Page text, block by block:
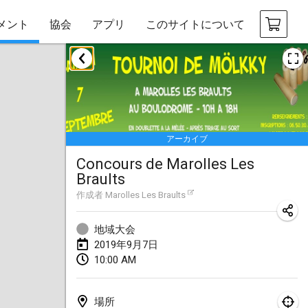
ント 協会 アプリ このサイトについて
アーカイブ
Concours de Marolles Les
Braults
作成者 Marolles Les Braults
地域大会
2019年9月7日
10:00 AM
場所
2019年1月
New Year's Throw Mölkky
2019年1月1日|チェコ
Tournoi Mixte ASPTTOM
2019年1月20日|フランス
Tournoi d'Hiver
2019年1月26日|フランス
Liekki Cup
2019年1月26日